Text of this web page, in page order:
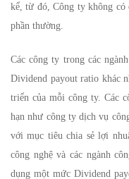
kể, từ đó, Công ty không có
phần thường.
Các công ty trong các
Dividend payout ratio khác
triển của mỗi công ty. Các
hạn như công ty dịch vụ
với mục tiêu chia sẻ lợi
công nghệ và các ngành
dụng một mức Dividend